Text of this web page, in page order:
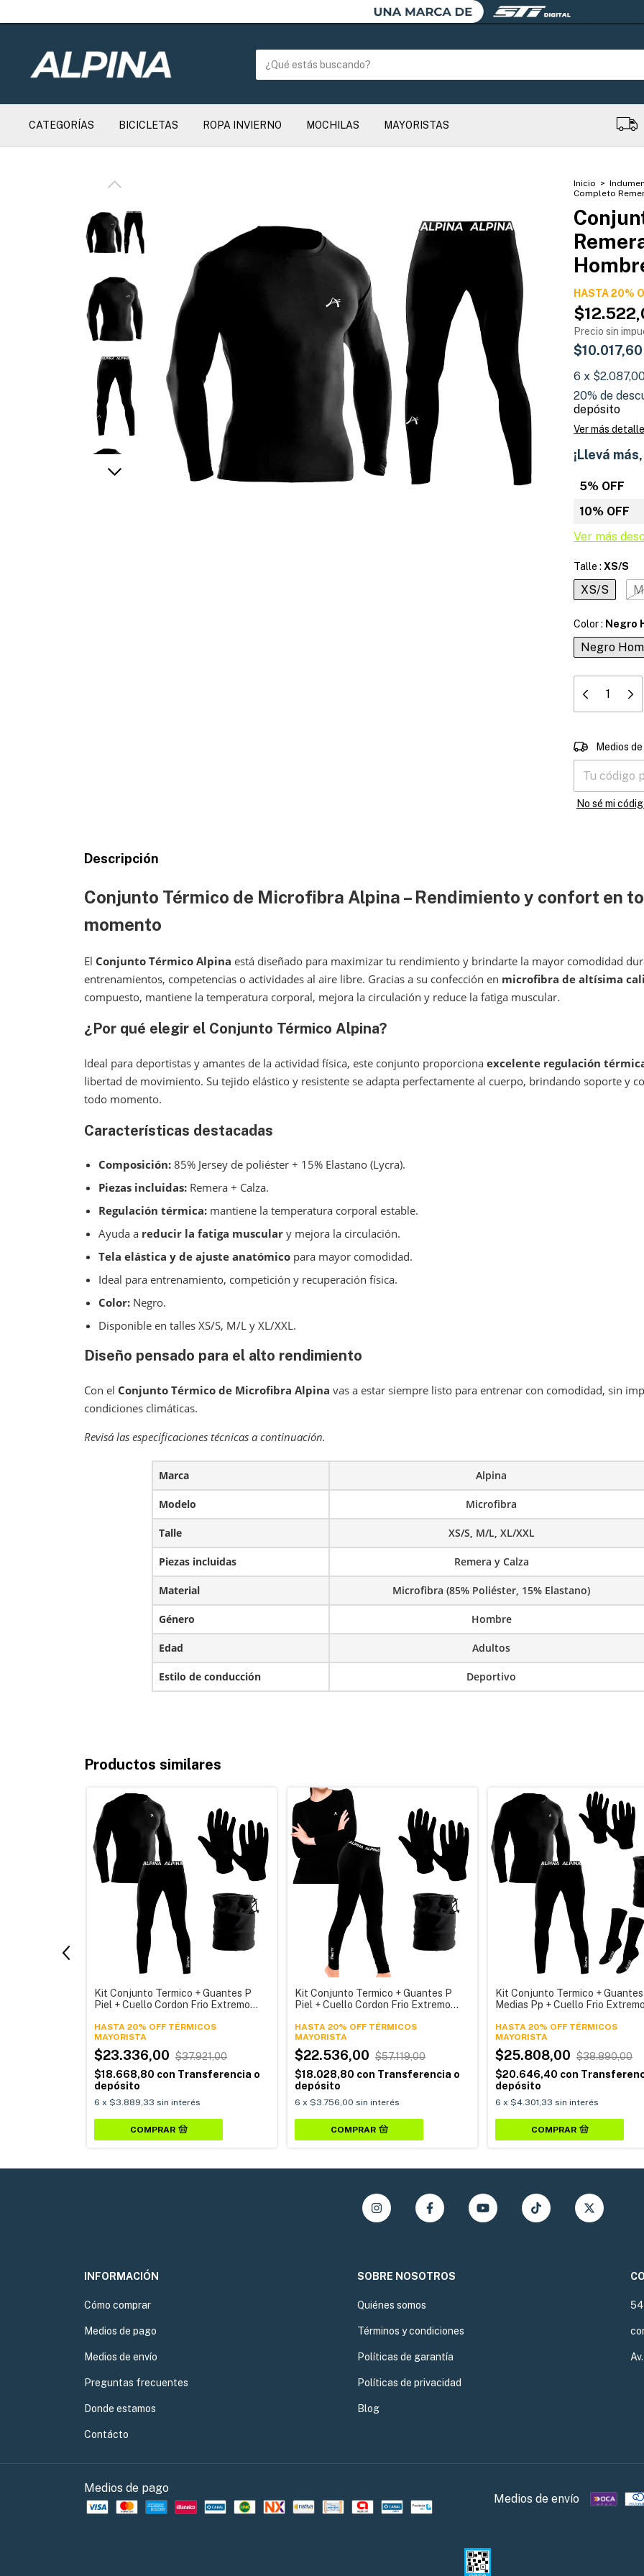
CATEGORÍAS BICICLETAS ROPA INVIERNO MOCHILAS MAYORISTAS
Inicio >
Completo
HASTA 20%
Precio sin
$10.017,60
6 x
20% de
depósito
Ver más
¡Llevá
5% OFF
10% OFF
Ver más
Talle : XS/S
XS/S
Color : Negro
Negro
Entregas para
Medios
No sé mi
Descripción
Conjunto Térmico de Microfibra Alpina – Rendimiento y confort en
momento
El Conjunto Térmico Alpina está diseñado para maximizar tu rendimiento y brindarte la mayor comodidad
entrenamientos, competencias o actividades al aire libre. Gracias a su confección en microfibra de altísima
compuesto, mantiene la temperatura corporal, mejora la circulación y reduce la fatiga muscular.
¿Por qué elegir el Conjunto Térmico Alpina?
Ideal para deportistas y amantes de la actividad física, este conjunto proporciona excelente regulación
libertad de movimiento. Su tejido elástico y resistente se adapta perfectamente al cuerpo, brindando soporte y
todo momento.
Características destacadas
Composición: 85% Jersey de poliéster + 15% Elastano (Lycra).
Piezas incluidas: Remera + Calza.
Regulación térmica: mantiene la temperatura corporal estable.
Ayuda a reducir la fatiga muscular y mejora la circulación.
Tela elástica y de ajuste anatómico para mayor comodidad.
Ideal para entrenamiento, competición y recuperación física.
Color: Negro.
Disponible en talles XS/S, M/L y XL/XXL.
Diseño pensado para el alto rendimiento
Con el Conjunto Térmico de Microfibra Alpina vas a estar siempre listo para entrenar con comodidad, sin
condiciones climáticas.
Revisá las especificaciones técnicas a continuación.
Marca Alpina
Modelo Microfibra
Talle XS/S, M/L, XL/XXL
Piezas incluidas Remera y Calza
Material Microfibra (85% Poliéster, 15% Elastano)
Género Hombre
Edad Adultos
Estilo de conducción Deportivo
Productos similares
Kit Conjunto Termico + Guantes P
Piel + Cuello Cordon Frio Extremo
HASTA 20% OFF TÉRMICOS
$23.336,00 $37.921,00
$18.668,80 con Transferencia o
depósito
6 x $3.889,33 sin interés
COMPRAR
Kit Conjunto Termico + Guantes P
Piel + Cuello Cordon Frio Extremo
HASTA 20% OFF TÉRMICOS
$22.536,00 $57.119,00
$18.028,80 con Transferencia o
depósito
6 x $3.756,00 sin interés
COMPRAR
Kit Conjunto Termico +
Medias Pp + Cuello Frio Extremo
HASTA 20% OFF TÉRMICOS
$25.808,00 $38.890,00
$20.646,40 con
depósito
6 x $4.301,33 sin interés
COMPRAR
INFORMACIÓN
Cómo comprar
Medios de pago
Medios de envío
Preguntas frecuentes
Donde estamos
Contácto
SOBRE NOSOTROS
Quiénes somos
Términos y condiciones
Políticas de garantía
Políticas de privacidad
Blog
Medios de pago
Medios de envío